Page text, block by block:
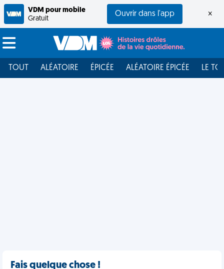
VDM pour mobile
Gratuit
Ouvrir dans l'app ×
TOUT ALÉATOIRE ÉPICÉE ALÉATOIRE ÉPICÉE LE
Fais quelque chose !